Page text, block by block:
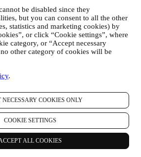
be disabled since they
but you can consent to all the other
statistics and marketing cookies) by
or click “Cookie settings”, where
category, or “Accept necessary
other category of cookies will be
.
NECESSARY COOKIES ONLY
COOKIE SETTINGS
ALL COOKIES
AJUSTAR AS NOSSAS OFERTAS E
AO CLIENTE.
os seus dados para personalizar nossos
acordo com suas necessidades e
uma experiência personalizada ao
isso analisando os seus hábitos
connosco nas redes sociais, quais
isso principalmente por meio de
similares (incluindo pixels de
também em combinação com os seus
recolhidas assim que subscrever as
de marketing personalizadas. Usaremos
para gerir nossa publicidade em outros